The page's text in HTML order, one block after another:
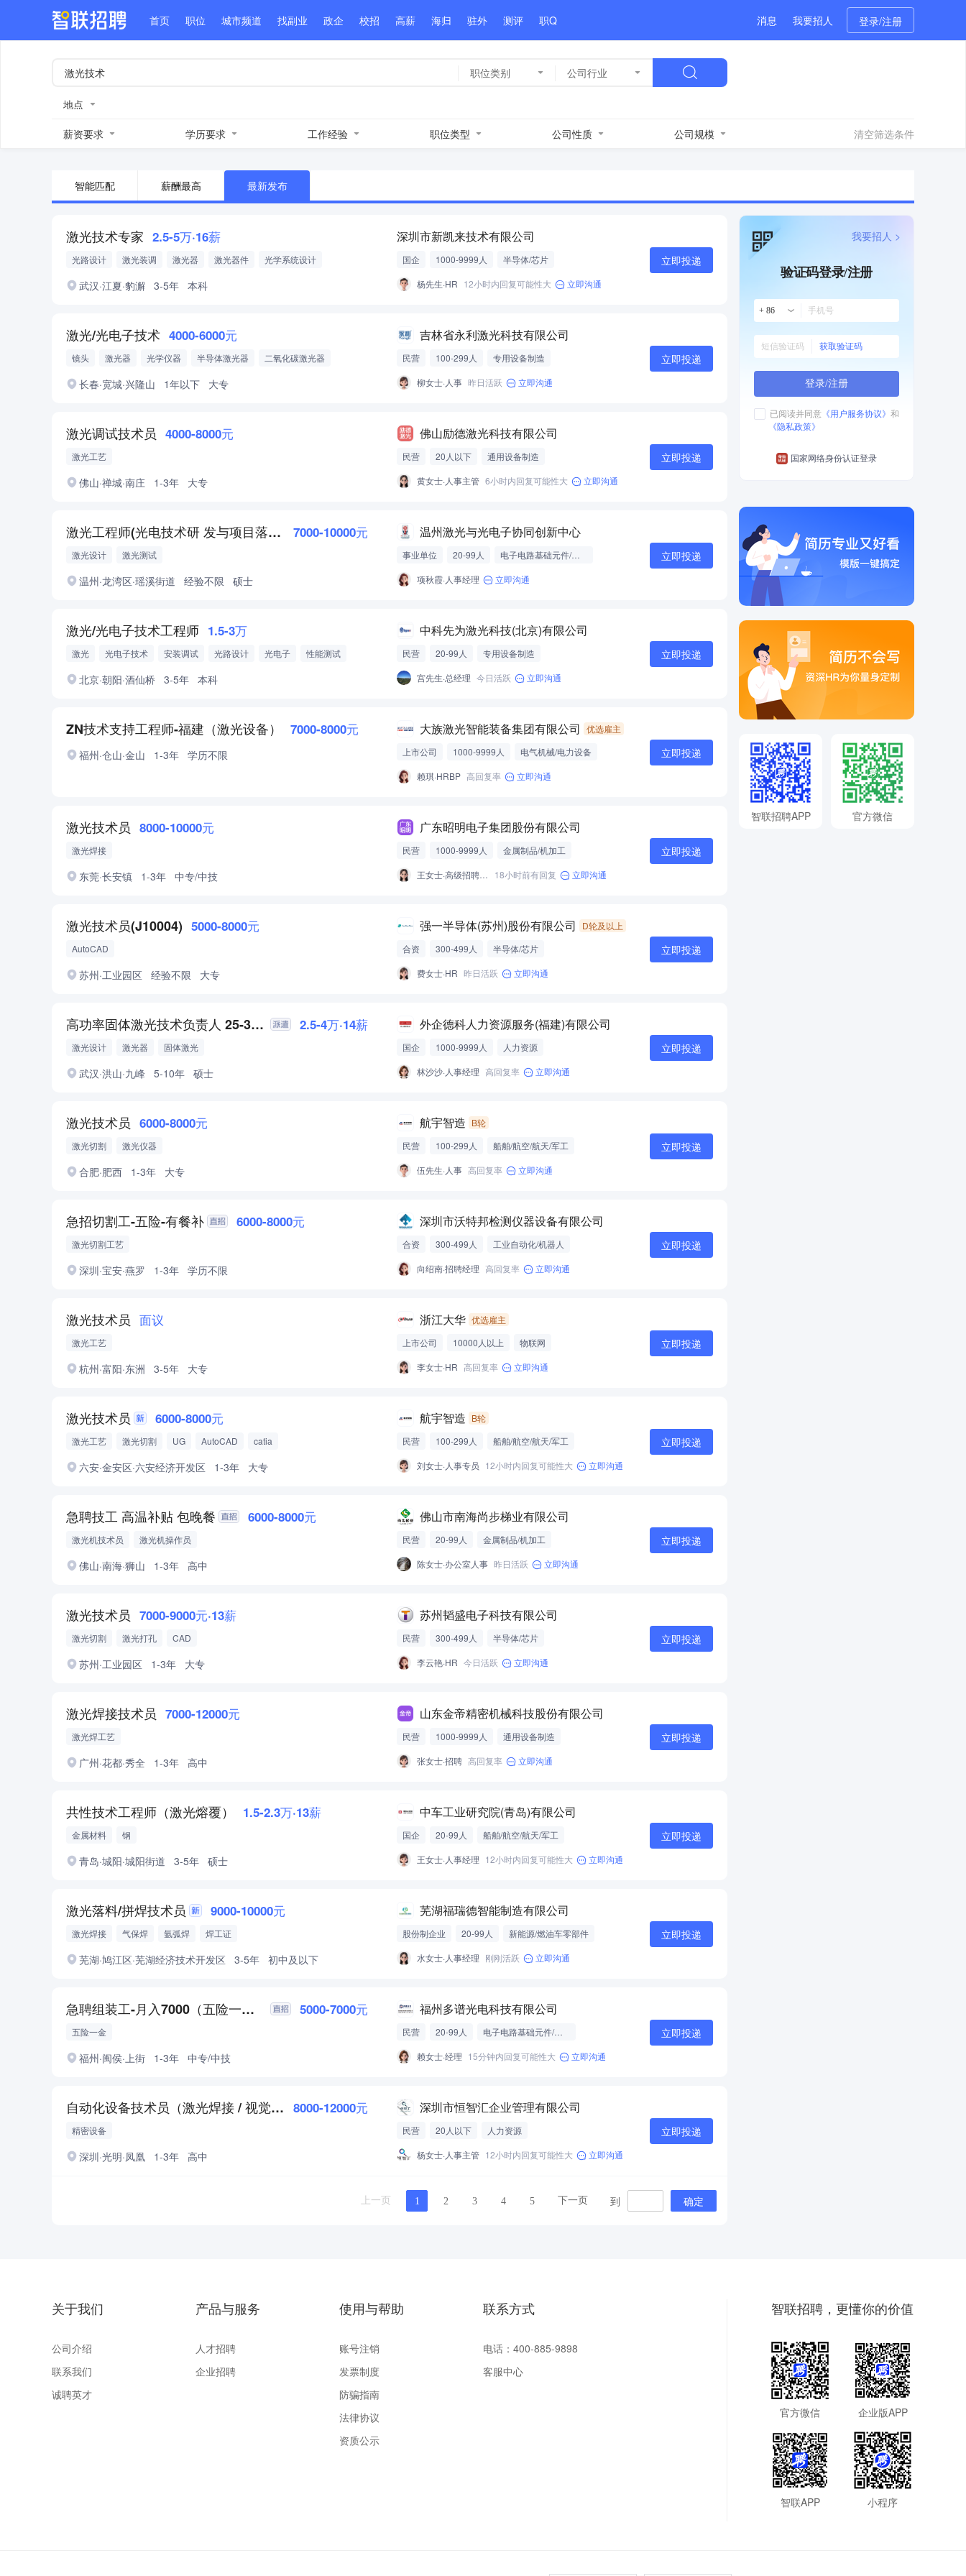
首页 职位 城市频道 找副业 政企 校招 高薪 海归 驻外 测评 职Q 消息 我要招人 登录/注册
职位类别 公司行业
地点
薪资要求 学历要求 工作经验 职位类型 公司性质 公司规模 清空筛选条件
智能匹配 薪酬最高 最新发布
激光技术专家 2.5-5万·16薪
光路设计 激光装调 激光器 激光器件
光学系统设计
武汉·江夏·豹澥 3-5年 本科
深圳市新凯来技术有限公司
国企 1000-9999人
半导体/芯片
杨先生·HR 12小时内回复可能性大 立即沟通
立即投递
激光/光电子技术 4000-6000元
镜头 激光器 光学仪器 半导体激光器
二氧化碳激光器
长春·宽城·兴隆山 1年以下 大专
吉林省永利激光科技有限公司
民营 100-299人
专用设备制造
柳女士·人事 昨日活跃 立即沟通
立即投递
激光调试技术员 4000-8000元
激光工艺
佛山·禅城·南庄 1-3年 大专
佛山励德激光科技有限公司
民营 20人以下
通用设备制造
黄女士·人事主管 6小时内回复可能性大 立即沟通
立即投递
激光工程师(光电技术研 发与项目落地方向) 7000-10000元
激光设计 激光测试
温州·龙湾区·瑶溪街道 经验不限 硕士
温州激光与光电子协同创新中心
事业单位 20-99人
电子电路基础元件/模组
项秋霞·人事经理
立即沟通
立即投递
激光/光电子技术工程师 1.5-3万
激光 光电子技术 安装调试 光路设计 光电子 性能测试
北京·朝阳·酒仙桥 3-5年 本科
中科先为激光科技(北京)有限公司
民营 20-99人
专用设备制造
宫先生·总经理 今日活跃 立即沟通
立即投递
ZN技术支持工程师-福建（激光设备） 7000-8000元
福州·仓山·金山 1-3年 学历不限
大族激光智能装备集团有限公司 优选雇主
上市公司
1000-9999人
电气机械/电力设备
赖琪·HRBP 高回复率 立即沟通
立即投递
激光技术员 8000-10000元
激光焊接
东莞·长安镇 1-3年 中专/中技
广东昭明电子集团股份有限公司
民营 1000-9999人
金属制品/机加工
王女士·高级招聘专员
18小时前有回复 立即沟通
立即投递
激光技术员(J10004) 5000-8000元
AutoCAD
苏州·工业园区 经验不限 大专
强一半导体(苏州)股份有限公司
D轮及以上
合资
300-499人
半导体/芯片
费女士·HR 昨日活跃 立即沟通
立即投递
高功率固体激光技术负责人 25-30k*14薪 2.5-4万·14薪
激光设计 激光器 固体激光
武汉·洪山·九峰 5-10年 硕士
外企德科人力资源服务(福建)有限公司
国企 1000-9999人
人力资源
林沙沙·人事经理 高回复率 立即沟通
立即投递
激光技术员 6000-8000元
激光切割 激光仪器
合肥·肥西 1-3年 大专
航宇智造 B轮
民营
100-299人
船舶/航空/航天/军工
伍先生·人事 高回复率 立即沟通
立即投递
急招切割工-五险-有餐补 6000-8000元
激光切割工艺
深圳·宝安·燕罗 1-3年 学历不限
深圳市沃特邦检测仪器设备有限公司
合资 300-499人
工业自动化/机器人
向绍南·招聘经理 高回复率 立即沟通
立即投递
激光技术员 面议
激光工艺
杭州·富阳·东洲 3-5年 大专
浙江大华 优选雇主
上市公司
10000人以上
物联网
李女士·HR 高回复率 立即沟通
立即投递
激光技术员 6000-8000元
激光工艺 激光切割 UG AutoCAD catia
六安·金安区·六安经济开发区 1-3年 大专
航宇智造 B轮
民营
100-299人
船舶/航空/航天/军工
刘女士·人事专员 12小时内回复可能性大 立即沟通
立即投递
急聘技工 高温补贴 包晚餐 6000-8000元
激光机技术员 激光机操作员
佛山·南海·狮山 1-3年 高中
佛山市南海尚步梯业有限公司
民营 20-99人
金属制品/机加工
陈女士·办公室人事 昨日活跃 立即沟通
立即投递
激光技术员 7000-9000元·13薪
激光切割 激光打孔 CAD
苏州·工业园区 1-3年 大专
苏州韬盛电子科技有限公司
民营 300-499人
半导体/芯片
李云艳·HR 今日活跃 立即沟通
立即投递
激光焊接技术员 7000-12000元
激光焊工艺
广州·花都·秀全 1-3年 高中
山东金帝精密机械科技股份有限公司
民营 1000-9999人
通用设备制造
张女士·招聘 高回复率 立即沟通
立即投递
共性技术工程师（激光熔覆） 1.5-2.3万·13薪
金属材料 钢
青岛·城阳·城阳街道 3-5年 硕士
中车工业研究院(青岛)有限公司
国企 20-99人
船舶/航空/航天/军工
王女士·人事经理 12小时内回复可能性大 立即沟通
立即投递
激光落料/拼焊技术员 9000-10000元
激光焊接 气保焊 氩弧焊 焊工证
芜湖·鸠江区·芜湖经济技术开发区 3-5年 初中及以下
芜湖福瑞德智能制造有限公司
股份制企业 20-99人
新能源/燃油车零部件
水女士·人事经理 刚刚活跃 立即沟通
立即投递
急聘组装工-月入7000（五险一金） 5000-7000元
五险一金
福州·闽侯·上街 1-3年 中专/中技
福州多谱光电科技有限公司
民营 20-99人
电子电路基础元件/模组
赖女士·经理 15分钟内回复可能性大 立即沟通
立即投递
自动化设备技术员（激光焊接 / 视觉检测） 8000-12000元
精密设备
深圳·光明·凤凰 1-3年 高中
深圳市恒智汇企业管理有限公司
民营 20人以下
人力资源
杨女士·人事主管 12小时内回复可能性大 立即沟通
立即投递
上一页 1 2 3 4 5 下一页 到 确定
验证码登录/注册
+ 86
获取验证码
登录/注册
已阅读并同意 《用户服务协议》 和
《隐私政策》
国家网络身份认证登录
我要招人 >
智联招聘APP 官方微信
关于我们
公司介绍
联系我们
诚聘英才
产品与服务
人才招聘
企业招聘
使用与帮助
账号注销
发票制度
防骗指南
法律协议
资质公示
联系方式
电话：400-885-9898
客服中心
智联招聘，更懂你的价值
官方微信 企业版APP
智联APP 小程序